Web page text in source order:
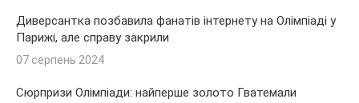
Диверсантка позбавила фанатів інтернету на Олімпіаді у
Парижі, але справу закрили
07 серпень 2024
Сюрпризи Олімпіади: найперше золото Гватемали